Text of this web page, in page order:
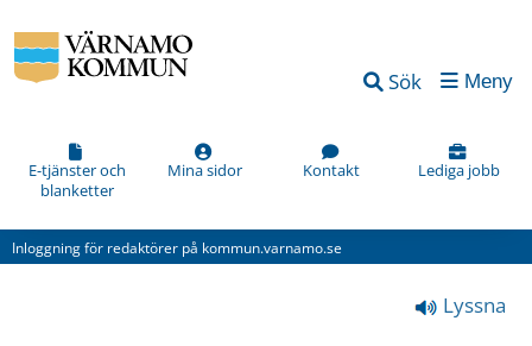
Sök Meny
E-tjänster och
blanketter
Mina sidor Kontakt Lediga jobb
Inloggning för redaktörer på kommun.varnamo.se
Lyssna
Vad
kan
förbättra
den
här